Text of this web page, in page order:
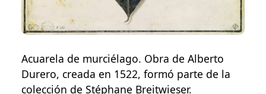
Acuarela de murciélago. Obra de Alberto
Durero, creada en 1522, formó parte de la
colección de Stéphane Breitwieser.